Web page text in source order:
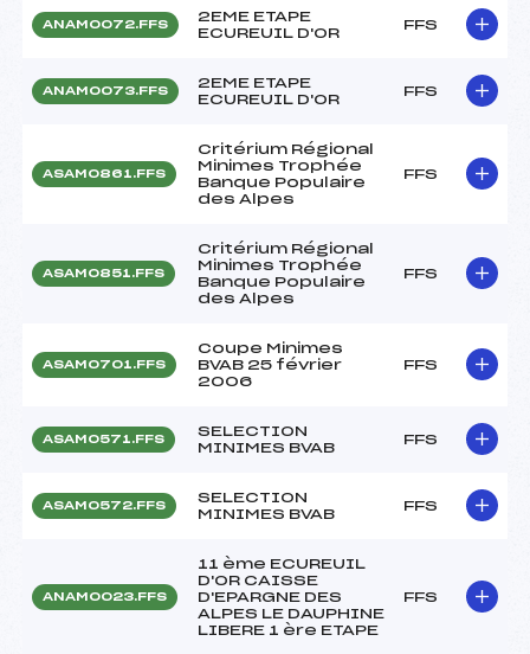
ANAM0072.FFS
2EME ETAPE
ECUREUIL D'OR
FFS
ANAM0073.FFS
2EME ETAPE
ECUREUIL D'OR
FFS
ASAM0861.FFS
Critérium Régional
Minimes Trophée
Banque Populaire
des Alpes
FFS
ASAM0851.FFS
Critérium Régional
Minimes Trophée
Banque Populaire
des Alpes
FFS
ASAM0701.FFS
Coupe Minimes
BVAB 25 février
2006
FFS
ASAM0571.FFS
SELECTION
MINIMES BVAB
FFS
ASAM0572.FFS
SELECTION
MINIMES BVAB
FFS
ANAM0023.FFS
11 ème ECUREUIL
D'OR CAISSE
D'EPARGNE DES
ALPES LE DAUPHINE
LIBERE 1 ère ETAPE
FFS